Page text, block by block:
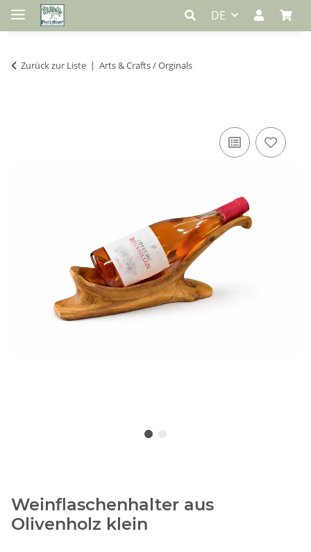
DE
Zurück zur Liste Arts & Crafts / Orginals
Weinflaschenhalter aus
Olivenholz klein